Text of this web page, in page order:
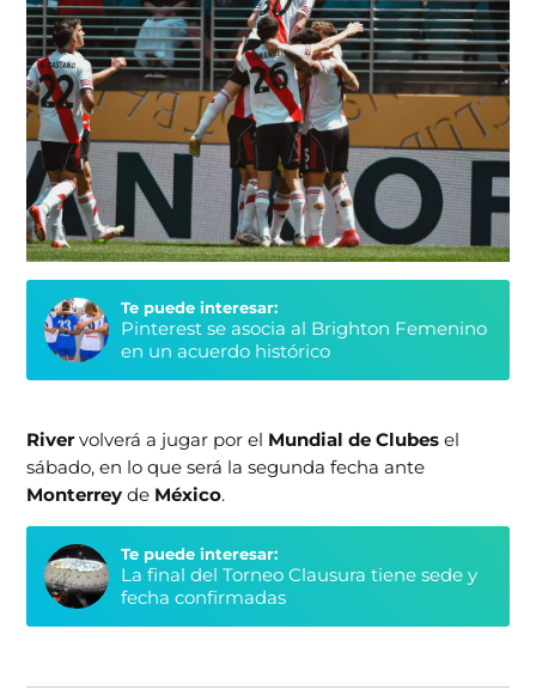
Te puede interesar:
Pinterest se asocia al Brighton Femenino
en un acuerdo histórico
River volverá a jugar por el Mundial de Clubes el
sábado, en lo que será la segunda fecha ante
Monterrey de México.
Te puede interesar:
La final del Torneo Clausura tiene sede y
fecha confirmadas